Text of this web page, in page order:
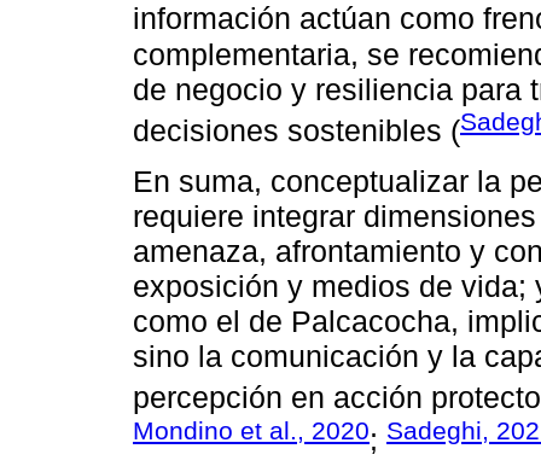
información actúan como
complementaria, se
de negocio y resiliencia para
decisiones sostenibles (
En suma, conceptualizar la
requiere integrar
amenaza, afrontamiento y
exposición y medios de vida;
como el de Palcacocha,
sino la comunicación y la
percepción en acción
Mondino et al., 2020; Sadeghi,